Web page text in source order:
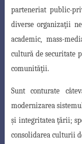
parteneriat public-
diverse organizaţii
academic, mass-
cultură de securitate
comunităţii.
Sunt conturate
modernizarea
şi integritatea ţării;
consolidarea culturii